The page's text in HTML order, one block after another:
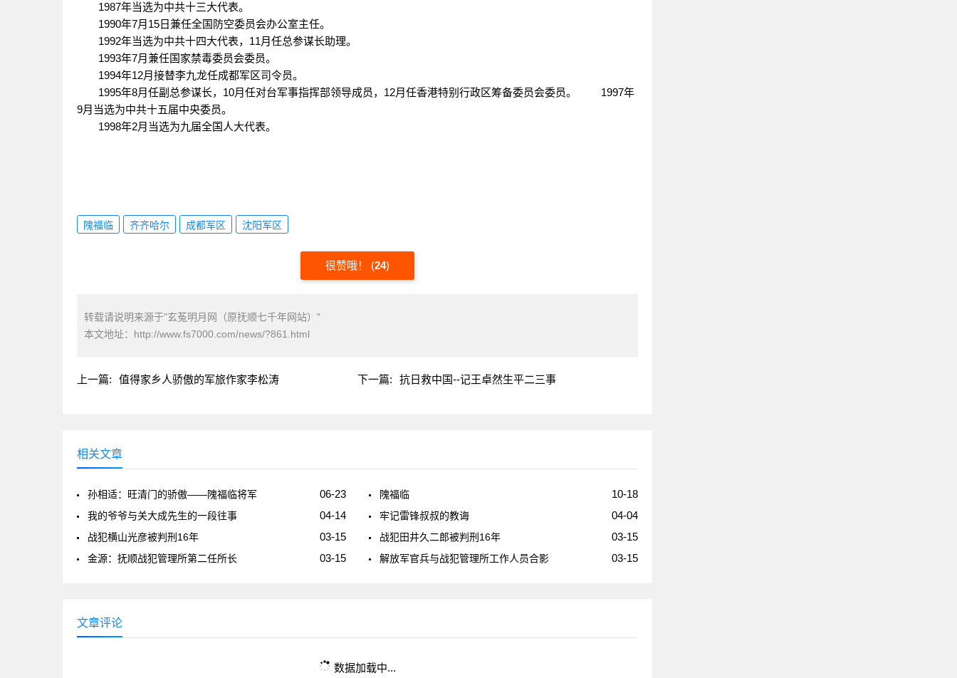
1987年当选为中共十三大代表。
1990年7月15日兼任全国防空委员会办公室主任。
1992年当选为中共十四大代表，11月任总参谋长助理。
1993年7月兼任国家禁毒委员会委员。
1994年12月接替李九龙任成都军区司令员。
1995年8月任副总参谋长，10月任对台军事指挥部领导成员，12月任香港特别行政区筹备委员会委员。 1997年
9月当选为中共十五届中央委员。
1998年2月当选为九届全国人大代表。
隗福临 齐齐哈尔 成都军区 沈阳军区
很赞哦！ (24)
转载请说明来源于"玄菟明月网（原抚顺七千年网站）"
本文地址： http://www.fs7000.com/news/?861.html
上一篇: 值得家乡人骄傲的军旅作家李松涛 下一篇: 抗日救中国--记王卓然生平二三事
相关文章
06-23
孙相适：旺清门的骄傲——隗福临将军 10-18
隗福临
04-14
我的爷爷与关大成先生的一段往事 04-04
牢记雷锋叔叔的教诲
03-15
战犯横山光彦被判刑16年 03-15
战犯田井久二郎被判刑16年
03-15
金源：抚顺战犯管理所第二任所长 03-15
解放军官兵与战犯管理所工作人员合影
文章评论
数据加载中...